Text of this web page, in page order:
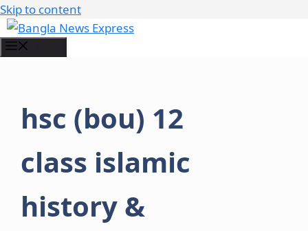
Skip to content
hsc (bou) 12
class islamic
history &